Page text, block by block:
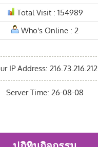
Total Visit : 154989
Who's Online : 2
IP Address: 216.73.216.212
Server Time: 26-08-08